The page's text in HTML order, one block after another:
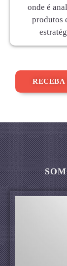
onde é
produtos